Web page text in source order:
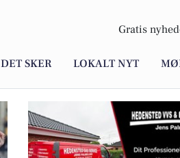
Gratis
DET SKER LOKALT NYT